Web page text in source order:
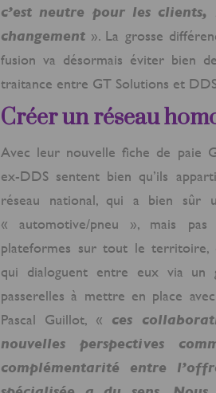
c’est neutre pour les
changement ». La grosse
fusion va désormais éviter bien
traitance entre GT Solutions et
Créer un réseau
Avec leur nouvelle fiche de paie
ex-DDS sentent bien qu’ils
réseau national, qui a bien sûr
« automotive/pneu », mais pas
plateformes sur tout le territoire,
qui dialoguent entre eux via un
passerelles à mettre en place
Pascal Guillot, « ces
nouvelles perspectives
complémentarité entre